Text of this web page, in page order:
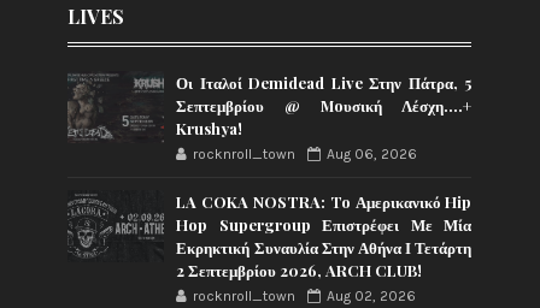
LIVES
Οι Ιταλοί Demidead Live Στην Πάτρα, 5
Σεπτεμβρίου @ Moυσική Λέσχη….+
Krushya!
rocknroll_town Aug 06, 2026
LA COKA NOSTRA: To Αμερικανικό Hip
Hop Supergroup Επιστρέφει Με Μία
Εκρηκτική Συναυλία Στην Αθήνα Ι Τετάρτη
2 Σεπτεμβρίου 2026, ARCH CLUB!
rocknroll_town Aug 02, 2026